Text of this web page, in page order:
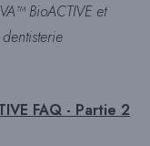
BioACTIVE et
FAQ - Partie 2